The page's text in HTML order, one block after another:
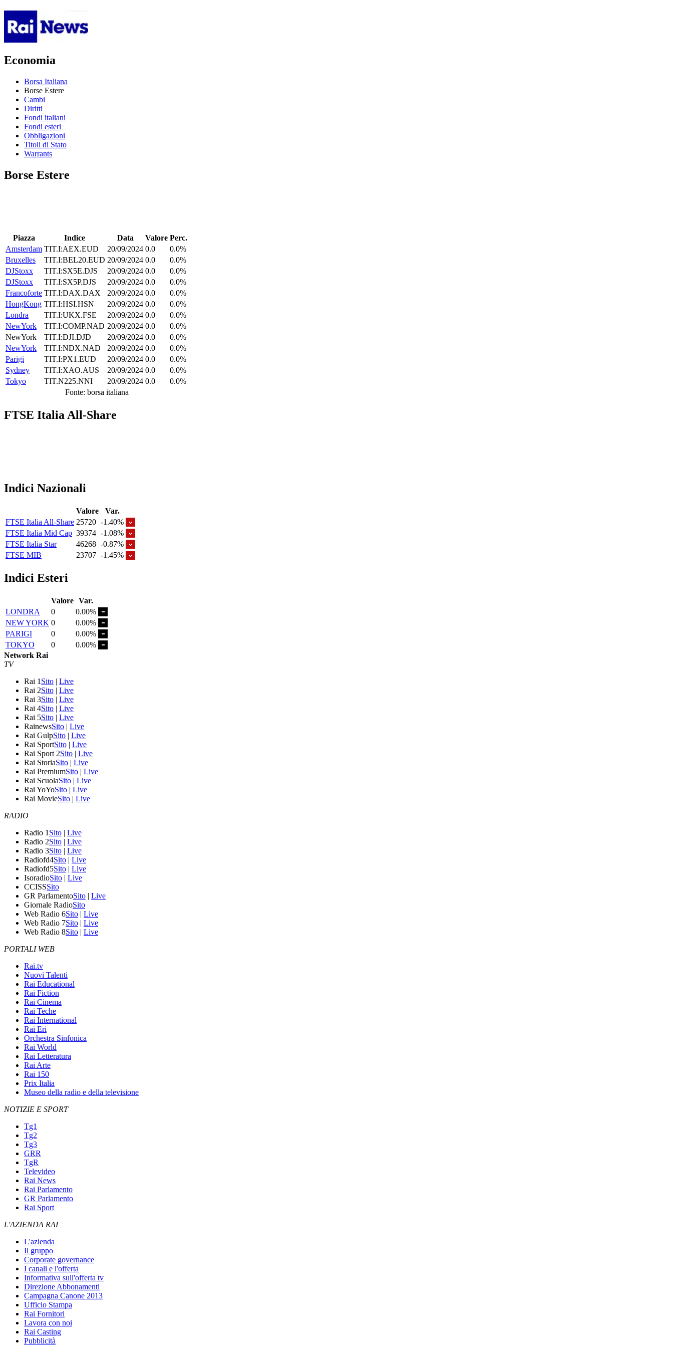
Economia
Borsa Italiana
Borse Estere
Cambi
Diritti
Fondi italiani
Fondi esteri
Obbligazioni
Titoli di Stato
Warrants
Borse Estere
Piazza Indice Data Valore Perc.
Amsterdam TIT.I:AEX.EUD 20/09/2024 0.0
0.0%
Bruxelles
TIT.I:BEL20.EUD 20/09/2024 0.0
0.0%
DJStoxx
TIT.I:SX5E.DJS 20/09/2024 0.0
0.0%
DJStoxx
TIT.I:SX5P.DJS 20/09/2024 0.0
0.0%
Francoforte TIT.I:DAX.DAX 20/09/2024 0.0
0.0%
HongKong TIT.I:HSI.HSN 20/09/2024 0.0
0.0%
Londra
TIT.I:UKX.FSE 20/09/2024 0.0
0.0%
NewYork
TIT.I:COMP.NAD 20/09/2024 0.0
0.0%
NewYork
TIT.I:DJI.DJD 20/09/2024 0.0
0.0%
NewYork
TIT.I:NDX.NAD 20/09/2024 0.0
0.0%
Parigi
TIT.I:PX1.EUD 20/09/2024 0.0
0.0%
Sydney
TIT.I:XAO.AUS 20/09/2024 0.0
0.0%
Tokyo
TIT.N225.NNI 20/09/2024 0.0
0.0%
Fonte: borsa italiana
FTSE Italia All-Share
Indici Nazionali
Valore
Var.
FTSE Italia All-Share 25720 -1.40%
FTSE Italia Mid Cap 39374 -1.08%
FTSE Italia Star
46268 -0.87%
FTSE MIB
23707 -1.45%
Indici Esteri
Valore Var.
LONDRA
0
0.00%
NEW YORK 0
0.00%
PARIGI
0
0.00%
TOKYO
0
0.00%
Network Rai
TV
Rai 1 Sito | Live
Rai 2Sito | Live
Rai 3Sito | Live
Rai 4Sito | Live
Rai 5Sito | Live
RainewsSito | Live
Rai GulpSito | Live
Rai SportSito | Live
Rai Sport 2Sito | Live
Rai StoriaSito | Live
Rai PremiumSito | Live
Rai ScuolaSito | Live
Rai YoYoSito | Live
Rai MovieSito | Live
RADIO
Radio 1 Sito | Live
Radio 2Sito | Live
Radio 3Sito | Live
Radiofd4Sito | Live
Radiofd5Sito | Live
IsoradioSito | Live
CCISSSito
GR ParlamentoSito | Live
Giornale RadioSito
Web Radio 6Sito | Live
Web Radio 7Sito | Live
Web Radio 8Sito | Live
PORTALI WEB
Rai.tv
Nuovi Talenti
Rai Educational
Rai Fiction
Rai Cinema
Rai Teche
Rai International
Rai Eri
Orchestra Sinfonica
Rai World
Rai Letteratura
Rai Arte
Rai 150
Prix Italia
Museo della radio e della televisione
NOTIZIE E SPORT
Tg1
Tg2
Tg3
GRR
TgR
Televideo
Rai News
Rai Parlamento
GR Parlamento
Rai Sport
L'AZIENDA RAI
L'azienda
Il gruppo
Corporate governance
I canali e l'offerta
Informativa sull'offerta tv
Direzione Abbonamenti
Campagna Canone 2013
Ufficio Stampa
Rai Fornitori
Lavora con noi
Rai Casting
Pubblicità